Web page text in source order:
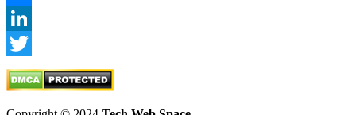
Behance
LinkedIn
Twitter